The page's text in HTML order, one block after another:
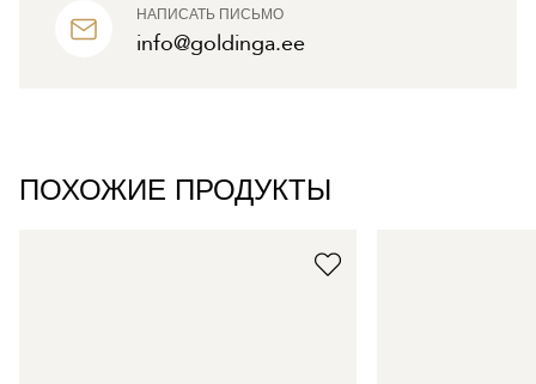
НАПИСАТЬ ПИСЬМО
info@goldinga.ee
ПОХОЖИЕ ПРОДУКТЫ